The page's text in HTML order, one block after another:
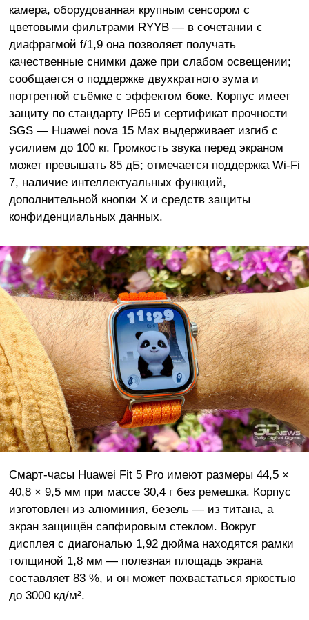
камера, оборудованная крупным сенсором с
цветовыми фильтрами RYYB — в сочетании с
диафрагмой f/1,9 она позволяет получать
качественные снимки даже при слабом освещении;
сообщается о поддержке двухкратного зума и
портретной съёмке с эффектом боке. Корпус имеет
защиту по стандарту IP65 и сертификат прочности
SGS — Huawei nova 15 Max выдерживает изгиб с
усилием до 100 кг. Громкость звука перед экраном
может превышать 85 дБ; отмечается поддержка Wi-Fi
7, наличие интеллектуальных функций,
дополнительной кнопки X и средств защиты
конфиденциальных данных.
Смарт-часы Huawei Fit 5 Pro имеют размеры 44,5 ×
40,8 × 9,5 мм при массе 30,4 г без ремешка. Корпус
изготовлен из алюминия, безель — из титана, а
экран защищён сапфировым стеклом. Вокруг
дисплея с диагональю 1,92 дюйма находятся рамки
толщиной 1,8 мм — полезная площадь экрана
составляет 83 %, и он может похвастаться яркостью
до 3000 кд/м².